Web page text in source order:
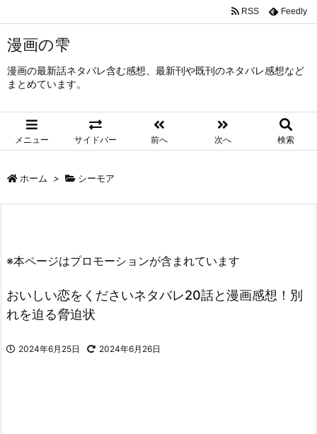
漫画の雫
漫画の最新話ネタバレ含む感想、最新刊や既刊のネタバレ感想など
まとめています。
メニュー サイドバー 前へ 次へ 検索
RSS Feedly
ホーム > シーモア
※本ページはプロモーションが含まれています
おいしい恋をくださいネタバレ20話と漫画感想！別
れを迫る脅迫状
2024年6月25日 2024年6月26日